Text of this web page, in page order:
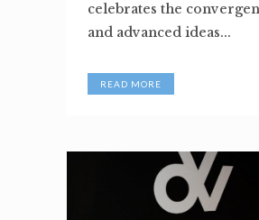
celebrates the
and advanced ideas...
READ MORE